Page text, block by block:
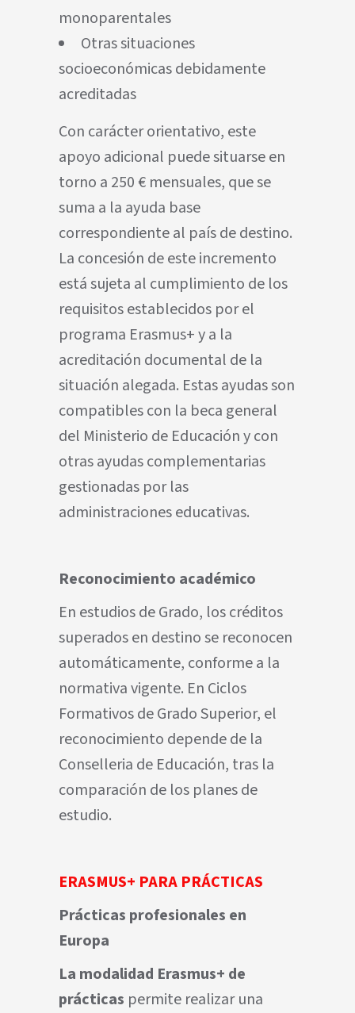
monoparentales
Otras situaciones
socioeconómicas debidamente
acreditadas
Con carácter orientativo, este
apoyo adicional puede situarse en
torno a 250 € mensuales, que se
suma a la ayuda base
correspondiente al país de destino.
La concesión de este incremento
está sujeta al cumplimiento de los
requisitos establecidos por el
programa Erasmus+ y a la
acreditación documental de la
situación alegada. Estas ayudas son
compatibles con la beca general
del Ministerio de Educación y con
otras ayudas complementarias
gestionadas por las
administraciones educativas.
Reconocimiento académico
En estudios de Grado, los créditos
superados en destino se reconocen
automáticamente, conforme a la
normativa vigente. En Ciclos
Formativos de Grado Superior, el
reconocimiento depende de la
Conselleria de Educación, tras la
comparación de los planes de
estudio.
ERASMUS+ PARA PRÁCTICAS
Prácticas profesionales en
Europa
La modalidad Erasmus+ de
prácticas permite realizar una